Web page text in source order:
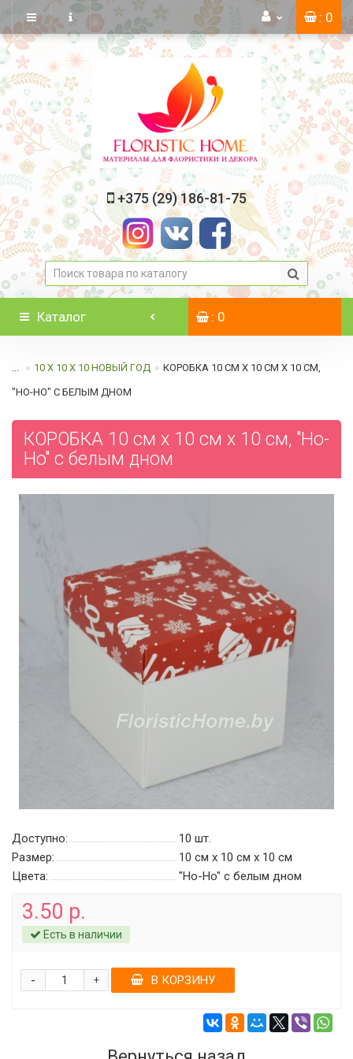
: 0
+375 (29) 186-81-75
Каталог : 0
... 10 Х 10 Х 10 НОВЫЙ ГОД КОРОБКА 10 СМ Х 10 СМ Х 10 СМ,
"HO-HO" C БЕЛЫМ ДНОМ
КОРОБКА 10 см х 10 см х 10 см, "Ho-
Ho" c белым дном
Доступно: 10 шт.
Размер:
10 см х 10 см х 10 см
Цвета:
"Ho-Ho" c белым дном
3.50 р.
Есть в наличии
+
- В КОРЗИНУ